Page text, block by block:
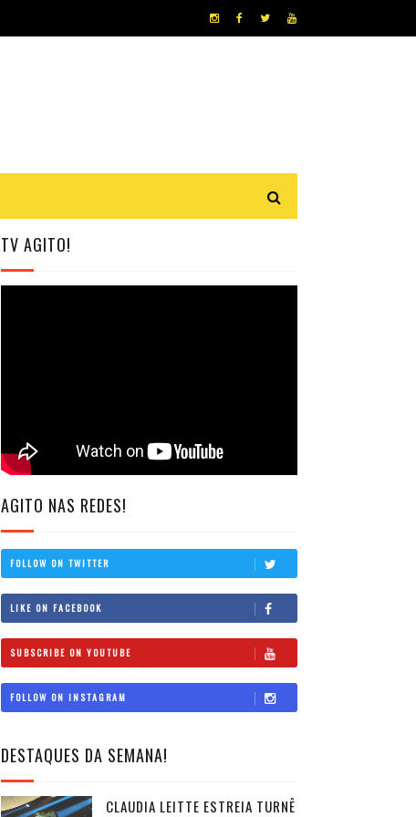
TV AGITO!
AGITO NAS REDES!
FOLLOW ON TWITTER
LIKE ON FACEBOOK
SUBSCRIBE ON YOUTUBE
FOLLOW ON INSTAGRAM
DESTAQUES DA SEMANA!
CLAUDIA LEITTE ESTREIA TURNÊ